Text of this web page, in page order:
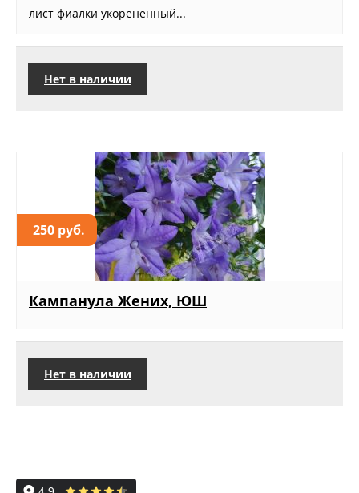
лист фиалки укорененный...
Нет в наличии
250 руб.
Кампанула Жених, ЮШ
Нет в наличии